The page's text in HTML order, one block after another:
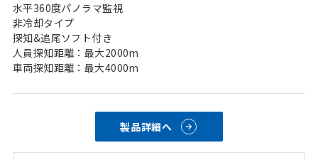
水平360度パノラマ監視
非冷却タイプ
探知&追尾ソフト付き
人員探知距離：最大2000m
車両探知距離：最大4000m
製品詳細へ